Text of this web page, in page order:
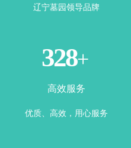
辽宁墓园领导品牌
365+
高效服务
优质、高效，用心服务